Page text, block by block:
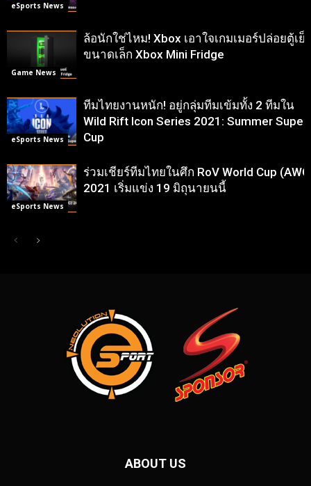
eSports News
Game News
ล้อนักใช่ไหม! Xbox เอาใจเกมเมอร์ปล่อยตู้เย็
ขนาดเล็ก Xbox Mini Fridge
eSports News
ทีมไทยงานหนัก! อยู่กลุ่มทีมเข้มทั้ง 2 ทีมใน
Wild Rift Icon Series 2021: Summer Super
Cup
eSports News
ร่วมเชียร์ทีมไทยในศึก RoV World Cup
2021 เริ่มแข่ง 19 มิถุนายนนี้
ABOUT US